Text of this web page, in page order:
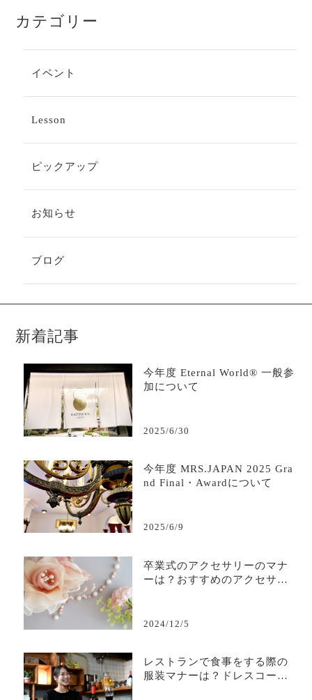
カテゴリー
イベント
Lesson
ピックアップ
お知らせ
ブログ
新着記事
今年度 Eternal World® 一般参
加について
2025/6/30
今年度 MRS.JAPAN 2025 Gra
nd Final・Awardについて
2025/6/9
卒業式のアクセサリーのマナ
ーは？おすすめのアクセサリ
2024/12/5
レストランで食事をする際の
服装マナーは？ドレスコード